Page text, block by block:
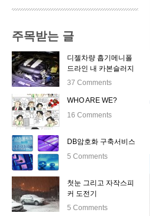
주목받는 글
디젤차량 흡기메니폴
드라인 내 카본슬러지
자동클리닝 시스템 출
37 Comments
WHO ARE WE?
16 Comments
DB암호화 구축서비스
5 Comments
첫눈 그리고 자작스피
커 도전기
5 Comments